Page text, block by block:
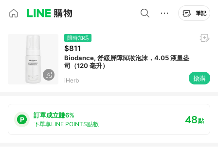
筆記
限時加碼
$811
Biodance, 舒緩屏障卸妝泡沫，4.05 液量盎
司（120 毫升）
iHerb 搶購
訂單成立賺6%
下單享LINE POINTS點數 48點